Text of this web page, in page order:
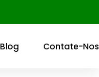
Blog Contate-Nos